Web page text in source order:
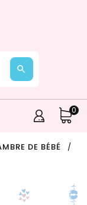
0
DE BÉBÉ